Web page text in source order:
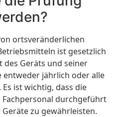
ortsveränderlichen
ist gesetzlich
des Geräts und seiner
entweder jährlich oder alle
ist wichtig, dass die
durchgeführt
zu gewährleisten.